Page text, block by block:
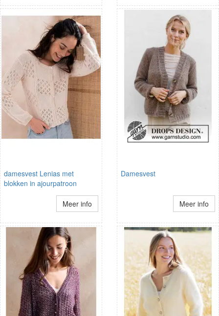
damesvest Lenias met
blokken in ajourpatroon
Meer info
Damesvest
Meer info